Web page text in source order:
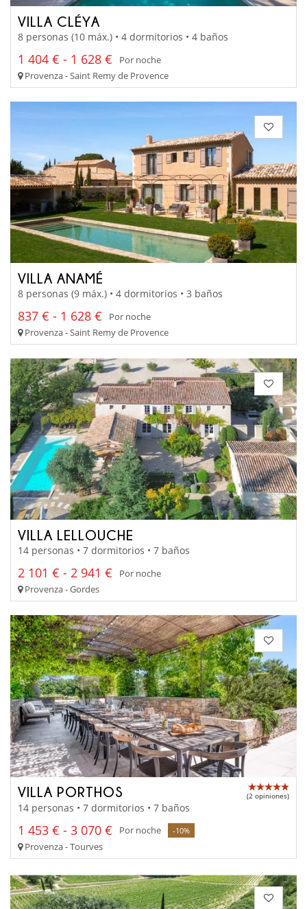
VILLA CLÉYA
8 personas (10 máx.) • 4 dormitorios • 4 baños
1 404 € - 1 628 €
Por noche
Provenza - Saint Remy de Provence
VILLA ANAMÉ
8 personas (9 máx.) • 4 dormitorios • 3 baños
837 € - 1 628 €
Por noche
Provenza - Saint Remy de Provence
VILLA LELLOUCHE
14 personas • 7 dormitorios • 7 baños
2 101 € - 2 941 €
Por noche
Provenza - Gordes
VILLA PORTHOS (2 opiniones)
14 personas • 7 dormitorios • 7 baños
1 453 € - 3 070 € Por noche -10%
Provenza - Tourves